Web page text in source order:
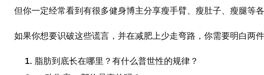
但你一定经常看到有很多健身博主分享瘦手臂、瘦肚子、瘦腿等
如果你想要识破这些谎言，并在减肥上少走弯路，你需要明白两件
脂肪到底长在哪里？有什么普世性的规律？